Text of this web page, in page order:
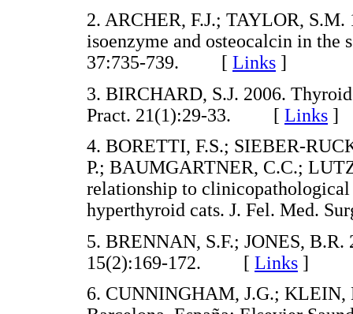
2. ARCHER, F.J.; TAYLOR, S.M.
isoenzyme and osteocalcin in the
37:735-739. [ Links ]
3. BIRCHARD, S.J. 2006.
Pract. 21(1):29-33. [ Links ]
4. BORETTI, F.S.; SIEBER-
P.; BAUMGARTNER, C.C.;
relationship to clinicopathological
hyperthyroid cats. J. Fel. Med.
5. BRENNAN, S.F.; JONES,
15(2):169-172. [ Links ]
6. CUNNINGHAM, J.G.; KLEIN,